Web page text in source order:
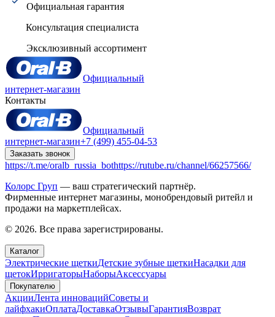
Официальная гарантия
Консультация специалиста
Эксклюзивный ассортимент
Официальный
интернет-магазин
Контакты
Официальный
интернет-магазин+7 (499) 455-04-53
Заказать звонок
https://t.me/oralb_russia_bothttps://rutube.ru/channel/66257566/
Колорс Груп — ваш стратегический партнёр.
Фирменные интернет магазины, монобрендовый ритейл и
продажи на маркетплейсах.
© 2026. Все права зарегистрированы.
Каталог
Электрические щеткиДетские зубные щеткиНасадки для
щетокИрригаторыНаборыАксессуары
Покупателю
АкцииЛента инновацийСоветы и
лайфхакиОплатаДоставкаОтзывыГарантияВозврат